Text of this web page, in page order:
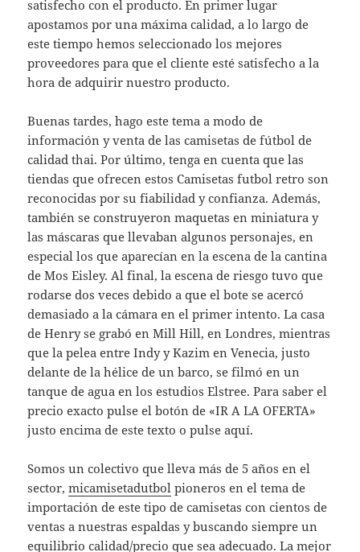
satisfecho con el producto. En primer lugar
apostamos por una máxima calidad, a lo largo de
este tiempo hemos seleccionado los mejores
proveedores para que el cliente esté satisfecho a la
hora de adquirir nuestro producto.
Buenas tardes, hago este tema a modo de
información y venta de las camisetas de fútbol de
calidad thai. Por último, tenga en cuenta que las
tiendas que ofrecen estos Camisetas futbol retro son
reconocidas por su fiabilidad y confianza. Además,
también se construyeron maquetas en miniatura y
las máscaras que llevaban algunos personajes, en
especial los que aparecían en la escena de la cantina
de Mos Eisley. Al final, la escena de riesgo tuvo que
rodarse dos veces debido a que el bote se acercó
demasiado a la cámara en el primer intento. La casa
de Henry se grabó en Mill Hill, en Londres, mientras
que la pelea entre Indy y Kazim en Venecia, justo
delante de la hélice de un barco, se filmó en un
tanque de agua en los estudios Elstree. Para saber el
precio exacto pulse el botón de «IR A LA OFERTA»
justo encima de este texto o pulse aquí.
Somos un colectivo que lleva más de 5 años en el
sector,micamisetadutbol pioneros en el tema de
importación de este tipo de camisetas con cientos de
ventas a nuestras espaldas y buscando siempre un
equilibrio calidad/precio que sea adecuado. La mejor